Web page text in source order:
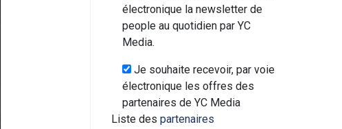
électronique la newsletter de
people au quotidien par YC
Media.
Je souhaite recevoir, par voie
électronique les offres des
partenaires de YC Media
Liste des partenaires